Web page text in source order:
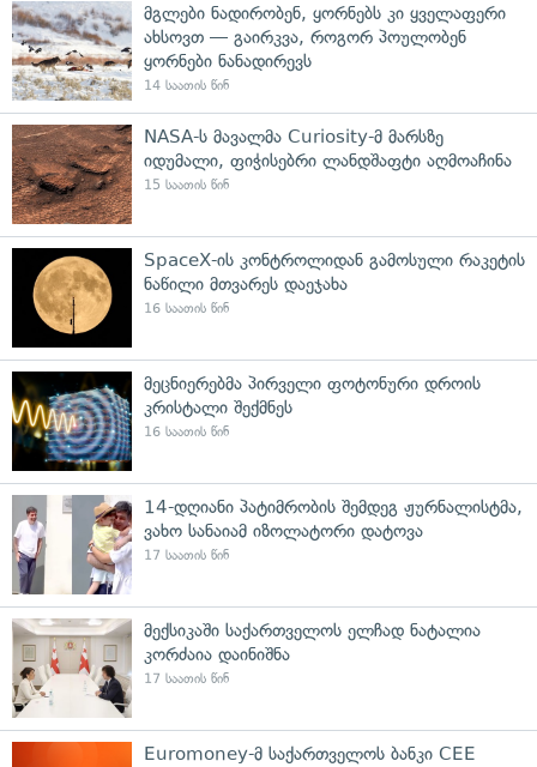
მგლები ნადირობენ, ყორნებს კი ყველაფერი
ახსოვთ — გაირკვა, როგორ პოულობენ
ყორნები ნანადირევს
14 საათის წინ
NASA-ს მავალმა Curiosity-მ მარსზე
იდუმალი, ფიჭისებრი ლანდშაფტი აღმოაჩინა
15 საათის წინ
SpaceX-ის კონტროლიდან გამოსული რაკეტის
ნაწილი მთვარეს დაეჯახა
16 საათის წინ
მეცნიერებმა პირველი ფოტონური დროის
კრისტალი შექმნეს
16 საათის წინ
14-დღიანი პატიმრობის შემდეგ ჟურნალისტმა,
ვახო სანაიამ იზოლატორი დატოვა
17 საათის წინ
მექსიკაში საქართველოს ელჩად ნატალია
კორძაია დაინიშნა
17 საათის წინ
Euromoney-მ საქართველოს ბანკი CEE